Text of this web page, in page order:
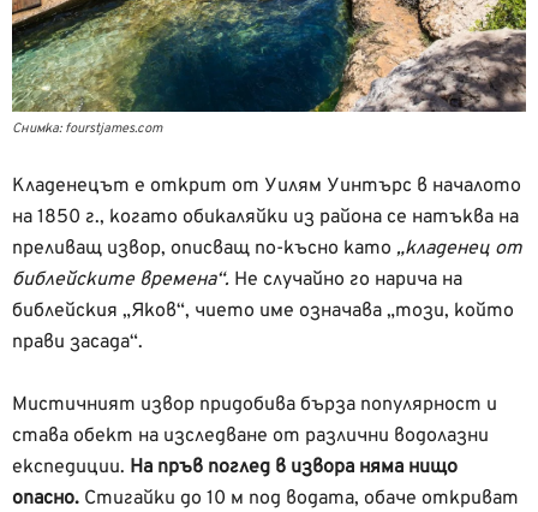
Снимка: fourstjames.com
Кладенецът е открит от Уилям Уинтърс в началото
на 1850 г., когато обикаляйки из района се натъква на
преливащ извор, описващ по-късно като „кладенец от
библейските времена“. Не случайно го нарича на
библейския „Яков“, чието име означава „този, който
прави засада“.
Мистичният извор придобива бърза популярност и
става обект на изследване от различни водолазни
експедиции. На пръв поглед в извора няма нищо
опасно. Стигайки до 10 м под водата, обаче откриват